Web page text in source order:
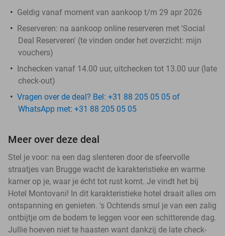
Geldig vanaf moment van aankoop t/m 29 apr 2026
Reserveren: na aankoop online reserveren met 'Social
Deal Reserveren' (te vinden onder het overzicht: mijn
vouchers)
Inchecken vanaf 14.00 uur, uitchecken tot 13.00 uur (late
check-out)
Vragen over de deal? Bel: +31 88 205 05 05 of
WhatsApp met: +31 88 205 05 05
Meer over deze deal
Stel je voor: na een dag slenteren door de sfeervolle
straatjes van Brugge wacht de karakteristieke en warme
kamer op je, waar je écht tot rust komt. Je vindt het bij
Hotel Montovani! In dit karakteristieke hotel draait alles om
ontspanning en genieten. 's Ochtends smul je van een zalig
ontbijtje om de bodem te leggen voor een schitterende dag.
Jullie hoeven niet te haasten want dankzij de late check-